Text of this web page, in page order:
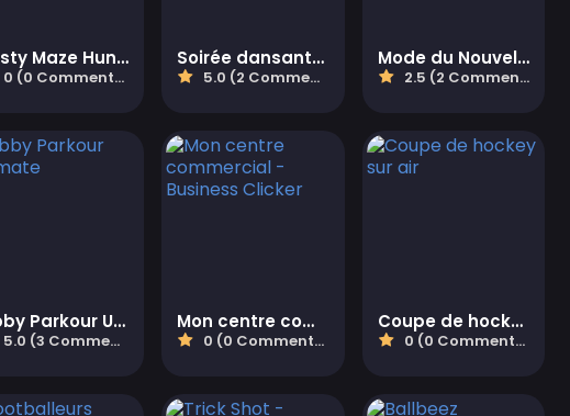
Dusty Maze Hunter
0 (0 Commentaires)
Soirée dansante de reprise
5.0 (2 Commentaires)
Mode du Nouvel An des Rainbow Girls
2.5 (2 Commentaires)
Obby Parkour Ultimate
5.0 (3 Commentaires)
Mon centre commercial - Business Clicker
0 (0 Commentaires)
Coupe de hockey sur air
0 (0 Commentaires)